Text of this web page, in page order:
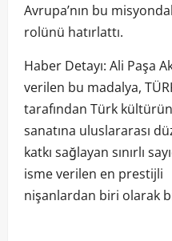
Avrupa’nın bu
rolünü hatırlattı.
Haber Detayı: Ali Paşa
verilen bu madalya,
tarafından Türk
sanatına uluslararası
katkı sağlayan sınırlı
isme verilen en prestijli
nişanlardan biri olarak